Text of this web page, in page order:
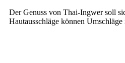
Der Genuss von Thai-Ingwer soll
Hautausschläge können